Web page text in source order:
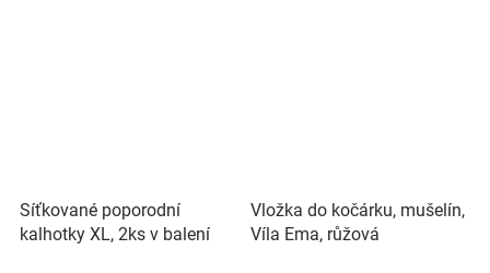
Síťkované poporodní
kalhotky XL, 2ks v balení
Vložka do kočárku, mušelín,
Víla Ema, růžová